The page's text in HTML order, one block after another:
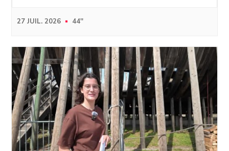
27 JUIL. 2026 44''